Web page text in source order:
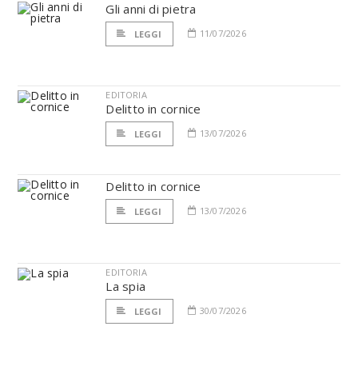
Gli anni di pietra
LEGGI 11/07/2026
EDITORIA
Delitto in cornice
LEGGI 13/07/2026
Delitto in cornice
LEGGI 13/07/2026
EDITORIA
La spia
LEGGI 30/07/2026